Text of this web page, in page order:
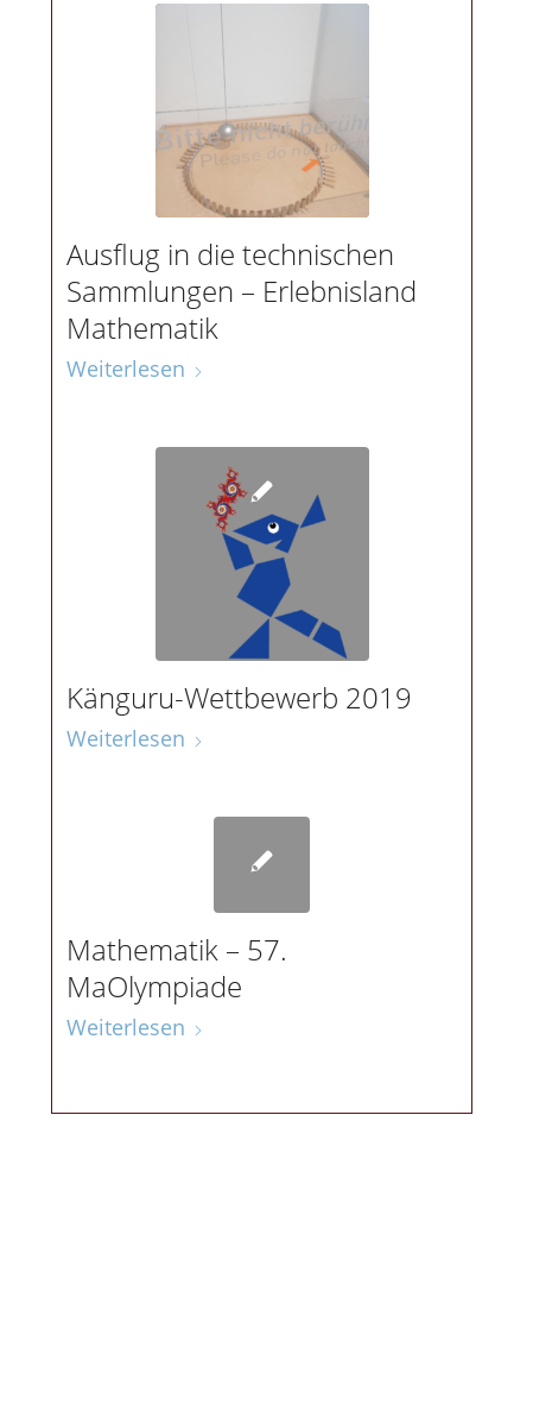
Ausflug in die technischen
Sammlungen – Erlebnisland
Mathematik
Weiterlesen
Känguru-Wettbewerb 2019
Weiterlesen
Mathematik – 57.
MaOlympiade
Weiterlesen